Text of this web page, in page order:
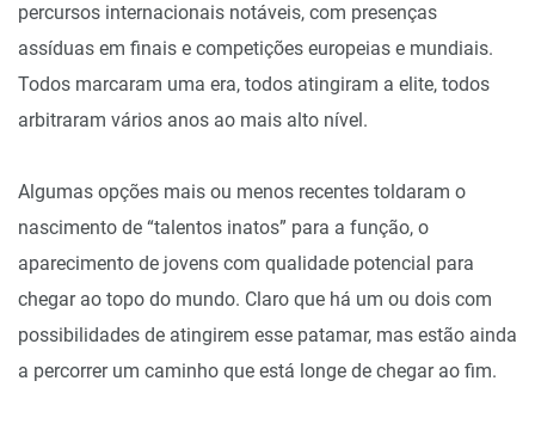
percursos internacionais notáveis, com presenças
assíduas em finais e competições europeias e mundiais.
Todos marcaram uma era, todos atingiram a elite, todos
arbitraram vários anos ao mais alto nível.
Algumas opções mais ou menos recentes toldaram o
nascimento de “talentos inatos” para a função, o
aparecimento de jovens com qualidade potencial para
chegar ao topo do mundo. Claro que há um ou dois com
possibilidades de atingirem esse patamar, mas estão ainda
a percorrer um caminho que está longe de chegar ao fim.